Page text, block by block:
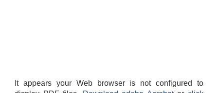
It appears your Web browser is not configured to